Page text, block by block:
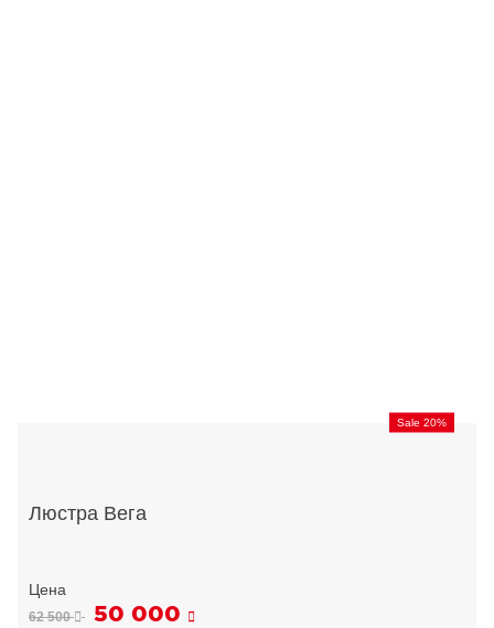
Sale 20%
Люстра Вега
62 500 50 000